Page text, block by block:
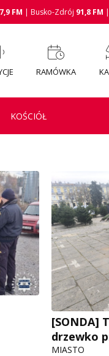
FM | Busko-Zdrój 91,8 FM
RAMÓWKA
KOŚCIÓŁ
[SONDA]
drzewko
MIASTO